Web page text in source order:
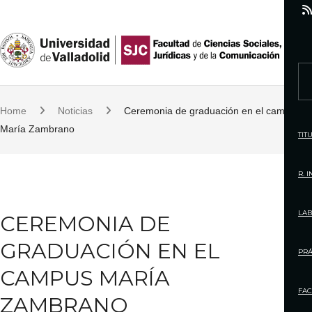
i
t
o
c
n
Home Noticias
Ceremonia de graduación en el campus
María Zambrano
CEREMONIA DE
GRADUACIÓN EN EL
CAMPUS MARÍA
ZAMBRANO
r
h
o
:
R.